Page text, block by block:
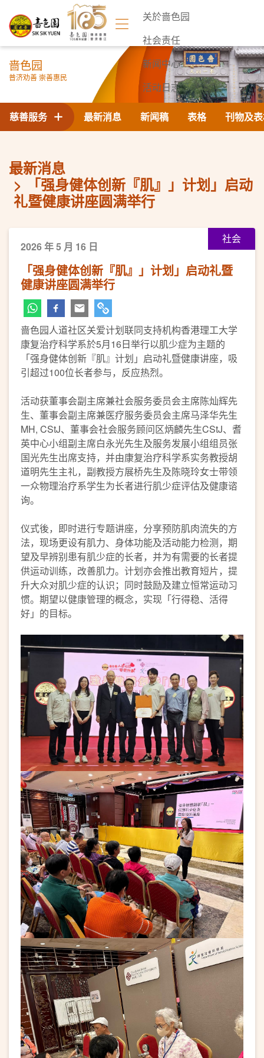
关於啬色园
社会责任
新闻中心
活动日志
联络我们
啬色园
普济劝善 崇善惠民
最新消息 新闻稿 表格 刊物及
慈善服务
最新消息
「强身健体创新『肌』」计划」启动
礼暨健康讲座圆满举行
社会
2026 年 5 月 16 日
「强身健体创新『肌』」计划」启动礼暨
健康讲座圆满举行
啬色园人道社区关爱计划联同支持机构香港理工大学
康复治疗科学系於5月16日举行以肌少症为主题的
「强身健体创新『肌』计划」启动礼暨健康讲座，吸
引超过100位长者参与，反应热烈。
活动获董事会副主席兼社会服务委员会主席陈灿辉先
生、董事会副主席兼医疗服务委员会主席马泽华先生
MH, CStJ、董事会社会服务顾问区炳麟先生CStJ、耆
英中心小组副主席白永光先生及服务发展小组组员张
国光先生出席支持，并由康复治疗科学系实务教授胡
道明先生主礼，副教授方展桥先生及陈晓玲女士带领
一众物理治疗系学生为长者进行肌少症评估及健康谘
询。
仪式後，即时进行专题讲座，分享预防肌肉流失的方
法，现场更设有肌力、身体功能及活动能力检测，期
望及早辨别患有肌少症的长者，并为有需要的长者提
供运动训练，改善肌力。计划亦会推出教育短片，提
升大众对肌少症的认识；同时鼓励及建立恒常运动习
惯。期望以健康管理的概念，实现「行得稳、活得
好」的目标。